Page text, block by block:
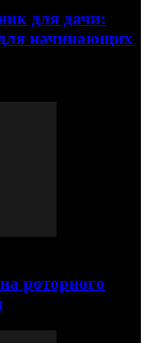
для дачи:
начинающих
роторного